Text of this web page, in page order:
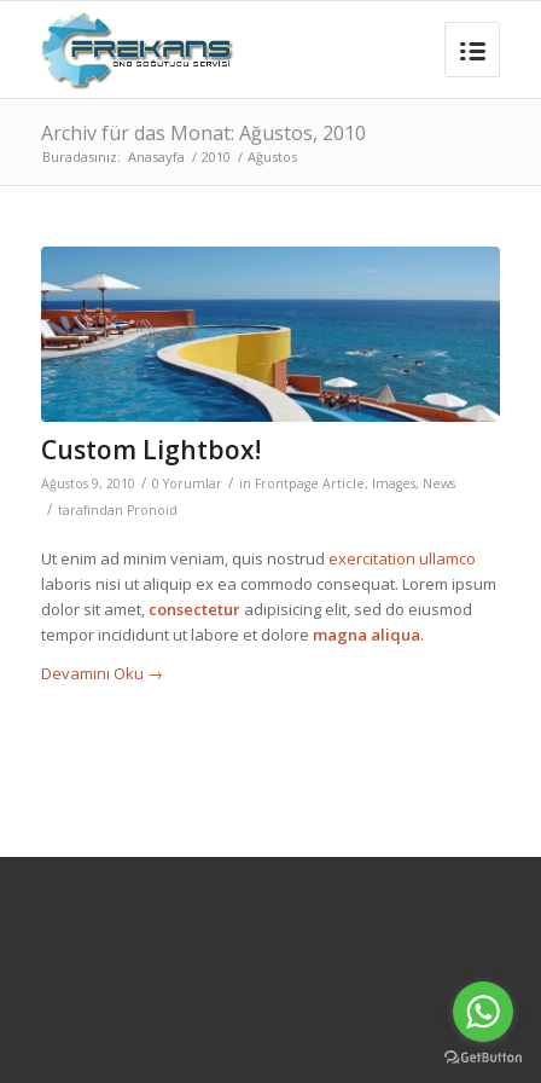
Archiv für das Monat: Ağustos, 2010
Buradasınız: Anasayfa / 2010 / Ağustos
Custom Lightbox!
Ağustos 9, 2010 / 0 Yorumlar / in Frontpage Article, Images, News
/ tarafından Pronoid
Ut enim ad minim veniam, quis nostrud exercitation ullamco
laboris nisi ut aliquip ex ea commodo consequat. Lorem ipsum
dolor sit amet, consecteturadipisicing elit, sed do eiusmod
tempor incididunt ut labore et dolore magna aliqua.
Devamını Oku →